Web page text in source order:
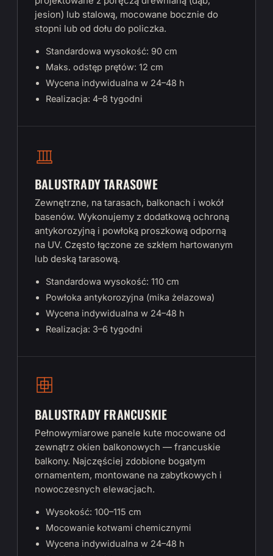
jesion) lub stalową, mocowane bocznie do
stopni lub od dołu do policzka.
Standardowa wysokość: 90 cm
Maks. odstęp prętów: 12 cm
Wycena indywidualna w 24–48 h
Realizacja: 4–8 tygodni
BALUSTRADY TARASOWE
Zewnętrzne, na tarasach, balkonach i wokół
basenów. Wykonujemy z dodatkową ochroną
antykorozyjną i powłoką proszkową odporną
na UV. Często łączone ze szkłem hartowanym
lub deską tarasową.
Standardowa wysokość: 110 cm
Powłoka antykorozyjna (mika żelazowa)
Wycena indywidualna w 24–48 h
Realizacja: 3–6 tygodni
BALUSTRADY FRANCUSKIE
Pełnowymiarowe panele kute mocowane od
zewnątrz okien balkonowych — francuskie
balkony. Najczęściej zdobione bogatym
ornamentem, montowane na zabytkowych i
nowoczesnych elewacjach.
Wysokość: 100–115 cm
Mocowanie kotwami chemicznymi
Wycena indywidualna w 24–48 h